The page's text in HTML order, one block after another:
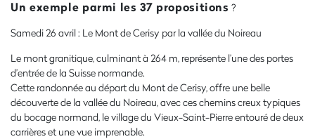
Un exemple parmi les 37 propositions ?
Samedi 26 avril: Le Mont de Cerisy par la vallée du Noireau
Le mont granitique, culminant à 264 m, représente l’une des portes
d’entrée de la Suisse normande.
Cette randonnée au départ du Mont de Cerisy, offre une belle
découverte de la vallée du Noireau, avec ces chemins creux typiques
du bocage normand, le village du Vieux-Saint-Pierre entouré de deux
carrières et une vue imprenable.